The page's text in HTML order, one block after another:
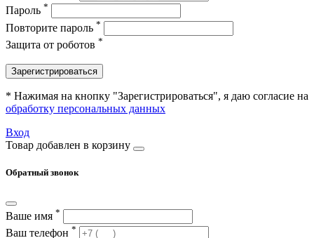
Пароль *
Повторите пароль *
Защита от роботов *
Зарегистрироваться
* Нажимая на кнопку "Зарегистрироваться", я даю согласие на
обработку персональных данных
Вход
Товар добавлен в корзину
Обратный звонок
Ваше имя *
Ваш телефон *